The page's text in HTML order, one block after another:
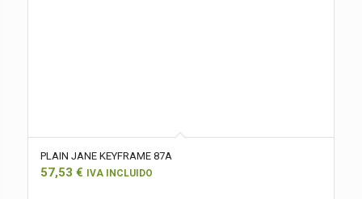
PLAIN JANE KEYFRAME 87A
57,53 € IVA INCLUIDO